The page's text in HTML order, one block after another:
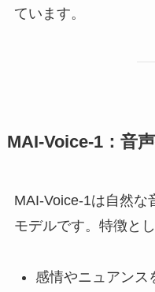
ています。
MAI-Voice-1：音
MAI-Voice-1は自然な
モデルです。特徴と
感情やニュアンス